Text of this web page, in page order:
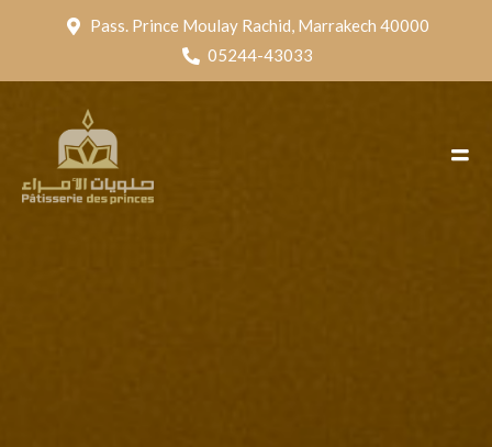
Pass. Prince Moulay Rachid, Marrakech 40000
05244-43033